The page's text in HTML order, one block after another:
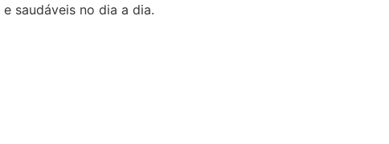
saudáveis no dia a dia.